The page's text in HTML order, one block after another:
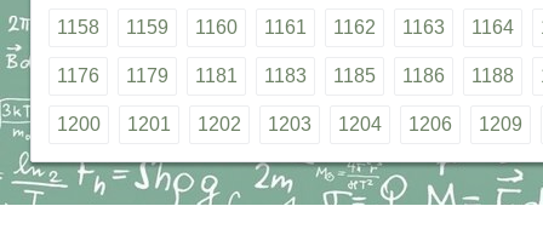
1158 1159 1160 1161 1162 1163 1164
1176 1179 1181 1183 1185 1186 1188
1200 1201 1202 1203 1204 1206 1209